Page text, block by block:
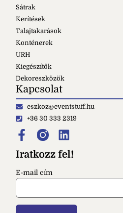
Sátrak
Kerítések
Talajtakarások
Konténerek
URH
Kiegészítők
Dekoreszközök
Kapcsolat
eszkoz@eventstuff.hu
+36 30 333 2319
Iratkozz fel!
E-mail cím